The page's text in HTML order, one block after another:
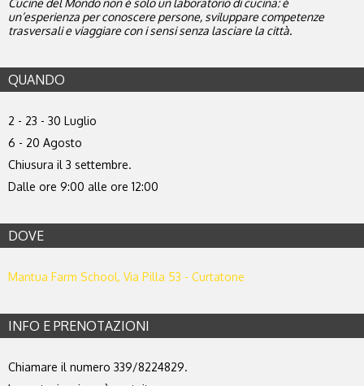
Cucine del Mondo non è solo un laboratorio di cucina: è
un’esperienza per conoscere persone, sviluppare competenze
trasversali e viaggiare con i sensi senza lasciare la città.
QUANDO
2 - 23 - 30 Luglio
6 - 20 Agosto
Chiusura il 3 settembre.
Dalle ore 9:00 alle ore 12:00
DOVE
Mantua Farm School, Via Pilla 53 - Curtatone
INFO E PRENOTAZIONI
Chiamare il numero 339/8224829.